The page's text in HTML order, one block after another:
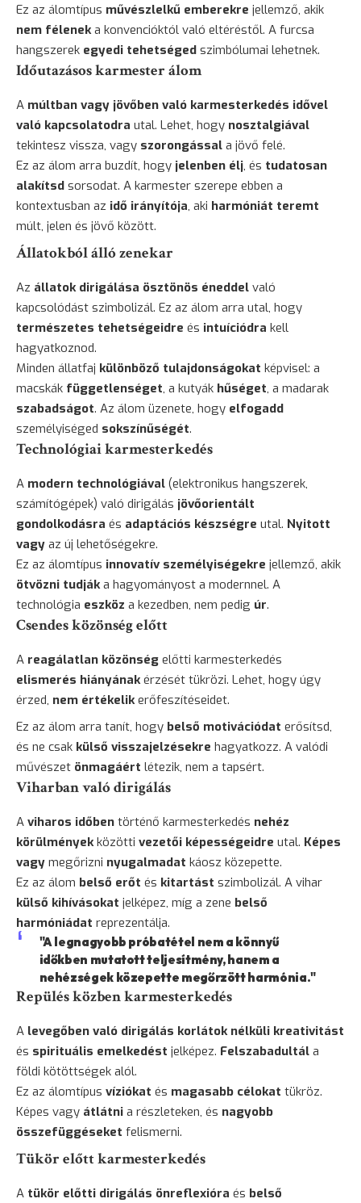
Ez az álomtípus művészlelkű emberekre jellemző, akik
nem féleneka konvencióktól való eltéréstől. A furcsa
hangszerek egyedi tehetséged szimbólumai lehetnek.
Időutazásos karmester álom
A múltban vagy jövőben való karmesterkedés idővel
való kapcsolatodra utal. Lehet, hogy nosztalgiával
tekintesz vissza, vagy szorongással a jövő felé.
Ez az álom arra buzdít, hogy jelenben élj, és tudatosan
alakítsd sorsodat. A karmester szerepe ebben a
kontextusban az idő irányítója, aki harmóniát teremt
múlt, jelen és jövő között.
Állatokból álló zenekar
Az állatok dirigálása ösztönös éneddel való
kapcsolódást szimbolizál. Ez az álom arra utal, hogy
természetes tehetségeidre és intuíciódra kell
hagyatkoznod.
Minden állatfaj különböző tulajdonságokat képvisel: a
macskák függetlenséget, a kutyák hűséget, a madarak
szabadságot. Az álom üzenete, hogy elfogadd
személyiséged sokszínűségét.
Technológiai karmesterkedés
A modern technológiával (elektronikus hangszerek,
számítógépek) való dirigálás jövőorientált
gondolkodásra és adaptációs készségre utal. Nyitott
vagy az új lehetőségekre.
Ez az álomtípus innovatív személyiségekre jellemző, akik
ötvözni tudjáka hagyományost a modernnel. A
technológia eszköz a kezedben, nem pedig úr.
Csendes közönség előtt
A reagálatlan közönség előtti karmesterkedés
elismerés hiányánakérzését tükrözi. Lehet, hogy úgy
érzed, nem értékelikerőfeszítéseidet.
Ez az álom arra tanít, hogy belső motivációdat erősítsd,
és ne csak külső visszajelzésekre hagyatkozz. A valódi
művészet önmagáért létezik, nem a tapsért.
Viharban való dirigálás
A viharos időben történő karmesterkedés nehéz
körülményekközötti vezetői képességeidre utal. Képes
vagy megőrizni nyugalmadat káosz közepette.
Ez az álom belső erőt és kitartást szimbolizál. A vihar
külső kihívásokat jelképez, míg a zene belső
harmóniádat reprezentálja.
"A legnagyobb próbatétel nem a könnyű
időkben mutatott teljesítmény, hanem a
nehézségek közepette megőrzött harmónia."
Repülés közben karmesterkedés
A levegőben való dirigálás korlátok nélküli kreativitást
és spirituális emelkedést jelképez. Felszabadultál a
földi kötöttségek alól.
Ez az álomtípus víziókat és magasabb célokat tükröz.
Képes vagy átlátni a részleteken, és nagyobb
összefüggéseket felismerni.
Tükör előtt karmesterkedés
A tükör előtti dirigálás önreflexióra és belső